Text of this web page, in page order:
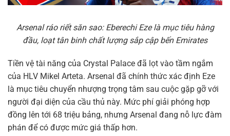
Arsenal ráo riết săn sao: Eberechi Eze là mục tiêu hàng
đầu, loạt tân binh chất lượng sắp cập bến Emirates
Tiền vệ tài năng của Crystal Palace đã lọt vào tầm ngắm
của HLV Mikel Arteta. Arsenal đã chính thức xác định Eze
là mục tiêu chuyển nhượng trọng tâm sau cuộc gặp gỡ với
người đại diện của cầu thủ này. Mức phí giải phóng hợp
đồng lên tới 68 triệu bảng, nhưng Arsenal đang nỗ lực đàm
phán để có được mức giá thấp hơn.